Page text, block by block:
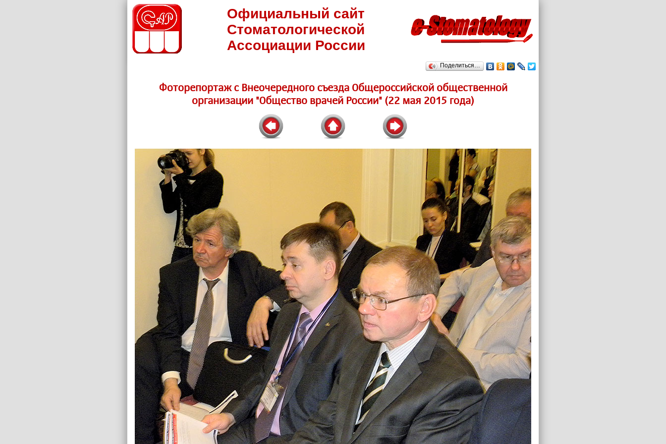
Официальный сайт
Стоматологической
Ассоциации России
Поделиться…
Фоторепортаж c Внеочередного съезда Общероссийской общественной
организации "Общество врачей России" (22 мая 2015 года)